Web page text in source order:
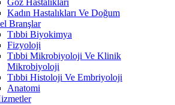
Kadın Hastalıkları Ve Doğum
Branşlar
Tıbbi Biyokimya
Fizyoloji
Tıbbi Mikrobiyoloji Ve Klinik
Mikrobiyoloji
Tıbbi Histoloji Ve Embriyoloji
Anatomi